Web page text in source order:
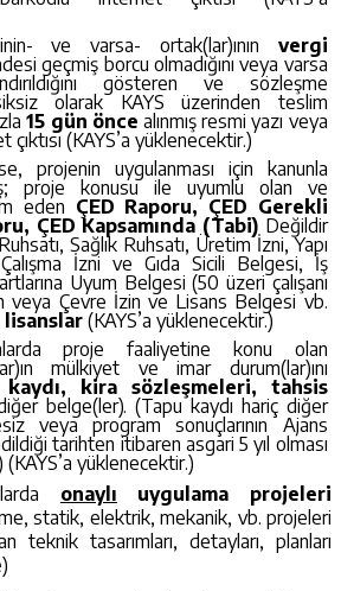
ve varsa- ortak(lar)ının vergi
geçmiş borcu olmadığını veya varsa
gösteren ve sözleşme
olarak KAYS üzerinden teslim
15 gün önce alınmış resmi yazı veya
(KAYS’a yüklenecektir.)
projenin uygulanması için kanunla
proje konusu ile uyumlu olan ve
eden ÇED Raporu, ÇED Gerekli
ÇED Kapsamında (Tabi) Değildir
Sağlık Ruhsatı, Üretim İzni, Yapı
İzni ve Gıda Sicili Belgesi, İş
Uyum Belgesi (50 üzeri çalışanı
veya Çevre İzin ve Lisans Belgesi vb.
(KAYS’a yüklenecektir.)
proje faaliyetine konu olan
mülkiyet ve imar durum(lar)ını
kira sözleşmeleri, tahsis
belge(ler). (Tapu kaydı hariç diğer
veya program sonuçlarının Ajans
tarihten itibaren asgari 5 yıl olması
yüklenecektir.)
onaylı uygulama projeleri
statik, elektrik, mekanik, vb. projeleri
teknik tasarımları, detayları, planları